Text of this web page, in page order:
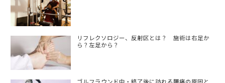
リフレクソロジー、反射区とは？ 施術は右足か
ら？左足から？
ゴルフラウンド中・終了後に訪れる腰痛の原因と